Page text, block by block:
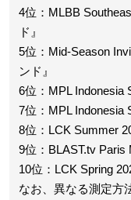
4位：MLBB
ド』
5位：Mid-Season
ンド』
6位：MPL Indonesia
7位：MPL Indonesia
8位：LCK Summer
9位：BLAST.tv Paris
10位：LCK Spring
なお、異なる測定方